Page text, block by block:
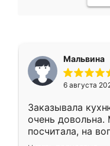
Мальвина
6 августа
Заказывала
очень
посчитала, на
Замерщик